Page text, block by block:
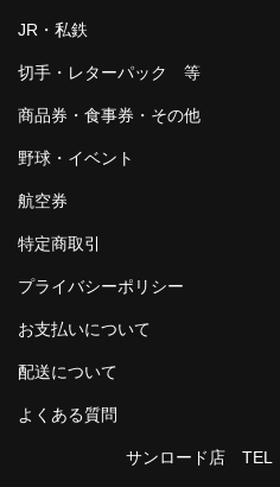
JR・私鉄
切手・レターパック 等
商品券・食事券・その他
野球・イベント
航空券
特定商取引
プライバシーポリシー
お支払いについて
配送について
よくある質問
サンロード店 TEL